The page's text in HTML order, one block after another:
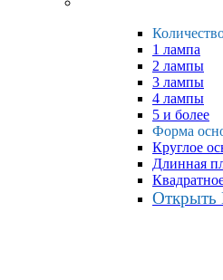
1 лампа
2 лампы
3 лампы
4 лампы
5 и более
Форма
Круглое
Длинная
Открыть